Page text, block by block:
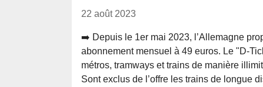
22 août 2023
➡️ Depuis le 1er mai 2023, l’Allemagne
abonnement mensuel à 49 euros. Le "D-
métros, tramways et trains de manière
Sont exclus de l’offre les trains de longue